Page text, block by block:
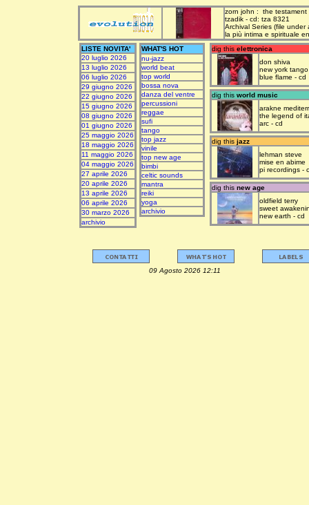
zorn john : the testament
tzadik - cd: tza 8321
Archival Series (file under
la più intima e spirituale
LISTE NOVITA'
20 luglio 2026
13 luglio 2026
06 luglio 2026
29 giugno 2026
22 giugno 2026
15 giugno 2026
08 giugno 2026
01 giugno 2026
25 maggio 2026
18 maggio 2026
11 maggio 2026
04 maggio 2026
27 aprile 2026
20 aprile 2026
13 aprile 2026
06 aprile 2026
30 marzo 2026
archivio
WHAT'S HOT
nu-jazz
world beat
top world
bossa nova
danza del ventre
percussioni
reggae
sufi
tango
top jazz
vinile
top new age
bimbi
celtic sounds
mantra
reiki
yoga
archivio
dig this elettronica
don shiva
new york tango
blue flame - cd
dig this world music
arakne
the legend of
arc - cd
dig this jazz
lehman steve
mise en abime
pi recordings -
dig this new age
oldfield terry
sweet
new earth - cd
09 Agosto 2026 12:11